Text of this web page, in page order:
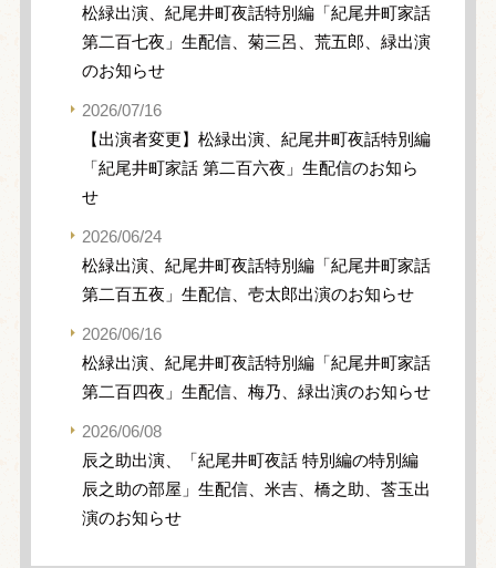
松緑出演、紀尾井町夜話特別編「紀尾井町家話
第二百七夜」生配信、菊三呂、荒五郎、緑出演
のお知らせ
2026/07/16
【出演者変更】松緑出演、紀尾井町夜話特別編
「紀尾井町家話 第二百六夜」生配信のお知ら
せ
2026/06/24
松緑出演、紀尾井町夜話特別編「紀尾井町家話
第二百五夜」生配信、壱太郎出演のお知らせ
2026/06/16
松緑出演、紀尾井町夜話特別編「紀尾井町家話
第二百四夜」生配信、梅乃、緑出演のお知らせ
2026/06/08
辰之助出演、「紀尾井町夜話 特別編の特別編
辰之助の部屋」生配信、米吉、橋之助、莟玉出
演のお知らせ